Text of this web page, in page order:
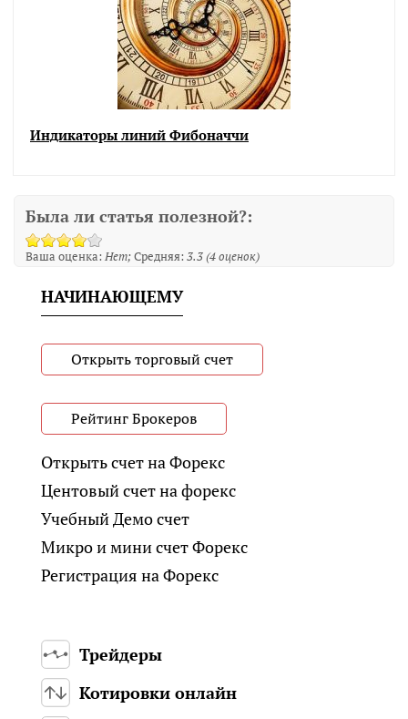
Индикаторы линий Фибоначчи
Была ли статья полезной?:
Ваша оценка:Нет Средняя:3.3(4оценок)
НАЧИНАЮЩЕМУ
Открыть торговый счет
Рейтинг Брокеров
Открыть счет на Форекс
Центовый счет на форекс
Учебный Демо счет
Микро и мини счет Форекс
Регистрация на Форекс
Трейдеры
Котировки онлайн